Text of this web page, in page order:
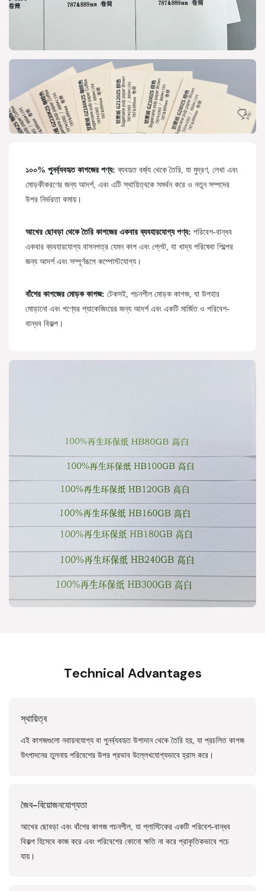
১০০% পুনর্ব্যবহৃত কাগজের পণ্য: ব্যবহৃত বর্জ্য থেকে তৈরি, যা মুদ্রণ, লেখা এবং
মোড়কীকরণের জন্য আদর্শ, এবং এটি স্থায়িত্বকে সমর্থন করে ও নতুন সম্পদের
উপর নির্ভরতা কমায়।
আখের ছোবড়া থেকে তৈরি কাগজের একবার ব্যবহারযোগ্য পণ্য: পরিবেশ-বান্ধব
একবার ব্যবহারযোগ্য বাসনপত্র যেমন কাপ এবং প্লেট, যা খাদ্য পরিষেবা শিল্পের
জন্য আদর্শ এবং সম্পূর্ণরূপে কম্পোস্টযোগ্য।
বাঁশের কাগজের মোড়ক কাগজ: টেকসই, পচনশীল মোড়ক কাগজ, যা উপহার
মোড়ানো এবং পণ্যের প্যাকেজিংয়ের জন্য আদর্শ এবং একটি মার্জিত ও পরিবেশ-
বান্ধব বিকল্প।
Technical Advantages
স্থায়িত্ব
এই কাগজগুলো নবায়নযোগ্য বা পুনর্ব্যবহৃত উপাদান থেকে তৈরি হয়, যা প্রচলিত কাগজ
উৎপাদনের তুলনায় পরিবেশের উপর প্রভাব উল্লেখযোগ্যভাবে হ্রাস করে।
জৈব-বিয়োজনযোগ্যতা
আখের ছোবড়া এবং বাঁশের কাগজ পচনশীল, যা প্লাস্টিকের একটি পরিবেশ-বান্ধব
বিকল্প হিসেবে কাজ করে এবং পরিবেশের কোনো ক্ষতি না করে প্রাকৃতিকভাবে পচে
যায়।